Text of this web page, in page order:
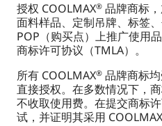
授权 COOLMAX® 品牌商标
面料样品、定制吊牌、标签
POP（购买点）上推广使用
商标许可协议（TMLA）。
所有 COOLMAX® 品牌商标
直接授权。在多数情况下，
不收取使用费。在提交商标
试，并证明其采用 COOLMAX